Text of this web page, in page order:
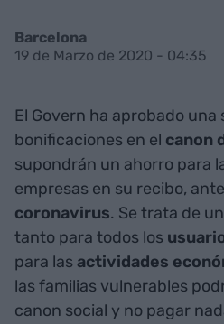
Barcelona
19 de Marzo de 2020 - 04:35
El Govern ha aprobado una
bonificaciones en el canon
supondrán un ahorro para
empresas en su recibo,
coronavirus. Se trata de
tanto para todos los
para lasactividades
las familias vulnerables
canon social y no pagar